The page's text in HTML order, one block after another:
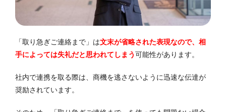
「取り急ぎご連絡まで」は文末が省略された表現なので、相
手によっては失礼だと思われてしまう可能性があります。
社内で連携を取る際は、商機を逃さないように迅速な伝達が
奨励されています。